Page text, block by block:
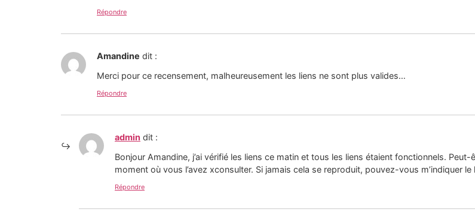
Répondre
Amandine dit :
Merci pour ce recensement, malheureusement les liens ne sont plus valides…
Répondre
admin dit :
Bonjour Amandine, j’ai vérifié les liens ce matin et tous les liens étaient fonctionnels.
moment où vous l’avez xconsulter. Si jamais cela se reproduit, pouvez-vous m’indiquer le
Répondre